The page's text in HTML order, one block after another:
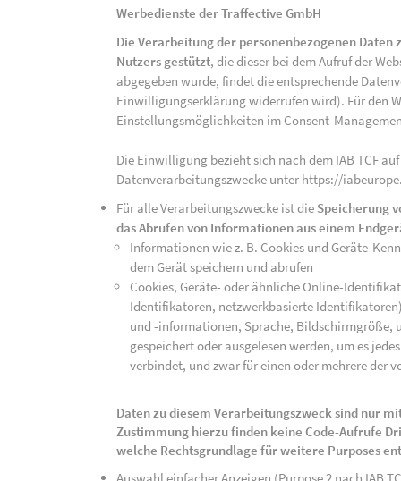
Werbedienste der Traffective GmbH
Die Verarbeitung der personenbezogenen
Nutzers gestützt, die dieser bei dem Aufruf der
abgegeben wurde, findet die entsprechende
Einwilligungserklärung widerrufen wird). Für den
Einstellungsmöglichkeiten im Consent-
Die Einwilligung bezieht sich nach dem IAB TCF
Datenverarbeitungszwecke unter https://
Für alle Verarbeitungszwecke ist die Speicherung
das Abrufen von Informationen aus einem
Informationen wie z. B. Cookies und Geräte-
dem Gerät speichern und abrufen
Cookies, Geräte- oder ähnliche Online-
Identifikatoren, netzwerkbasierte
und -informationen, Sprache, Bildschirmgröße,
gespeichert oder ausgelesen werden, um es
verbindet, und zwar für einen oder mehrere der
Daten zu diesem Verarbeitungszweck sind nur
Zustimmung hierzu finden keine Code-Aufrufe
welche Rechtsgrundlage für weitere Purposes